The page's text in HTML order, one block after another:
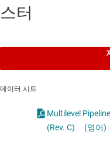
스터
데이터 시트
Multilevel
(Rev. C)
(영어)